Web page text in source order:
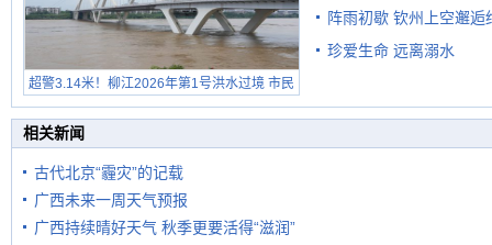
超警3.14米！柳江2026年第1号洪水过境 市民
在堤岸见证汛况
阵雨初歇 钦州上空邂逅
珍爱生命 远离溺水
相关新闻
古代北京“霾灾”的记载
广西未来一周天气预报
广西持续晴好天气 秋季更要活得“滋润”